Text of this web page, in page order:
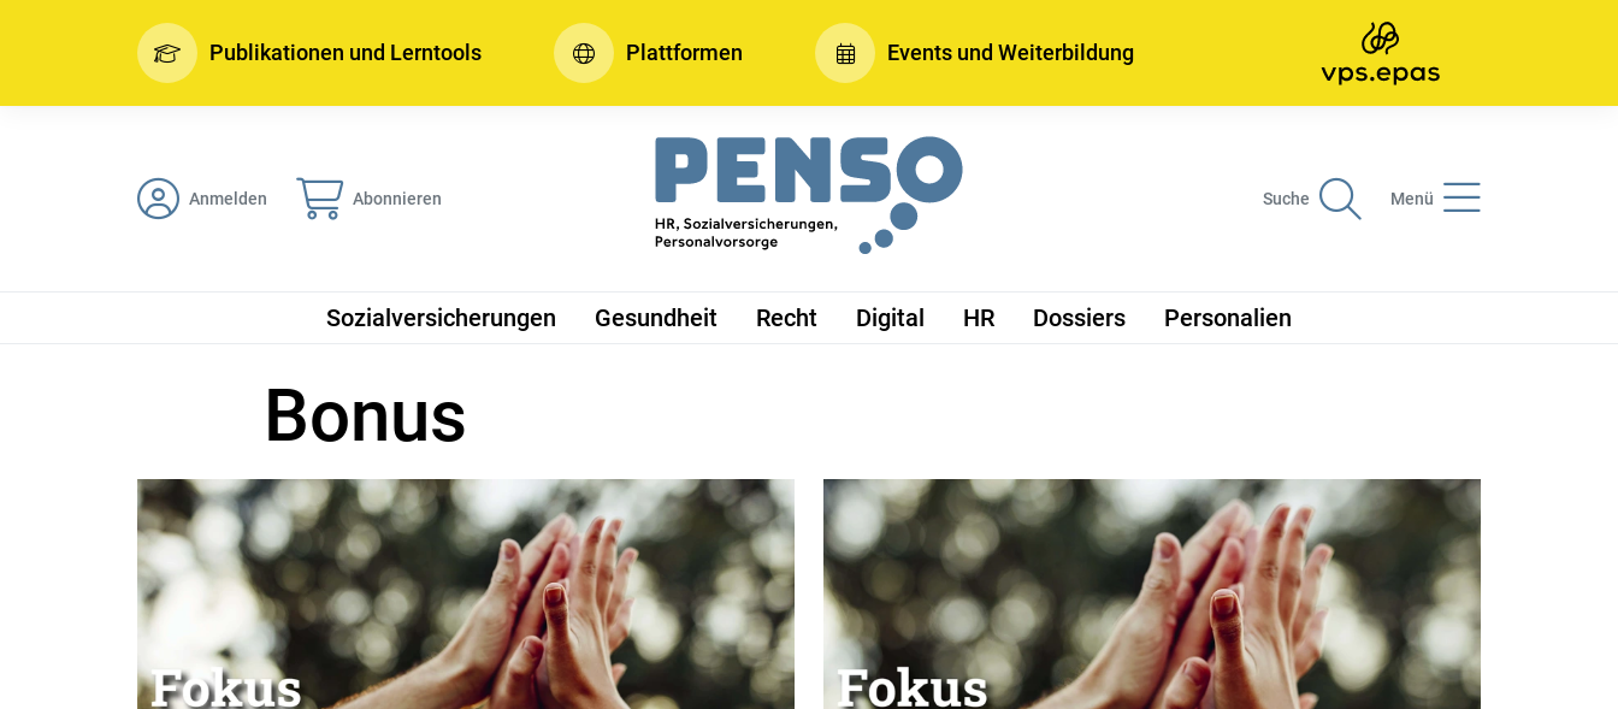
Publikationen und Lerntools Plattformen Events und Weiterbildung
Anmelden Abonnieren Suche Menü
Sozialversicherungen Gesundheit Recht Digital HR Dossiers Personalien
Bonus